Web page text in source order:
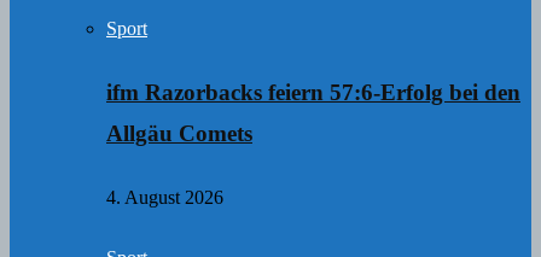
Sport
ifm Razorbacks feiern 57:6-Erfolg bei den
Allgäu Comets
4. August 2026